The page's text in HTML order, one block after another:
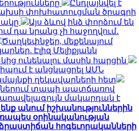
Ընդլայնվել է
փոխհատուցման ծրագրի
Այս ձևով ինձ փորձում են
դա նրանց չի հաջողվում․
Ծաղկեփնջեր, մեքենայում
Էլիզ Մելիքյանն
ունենալու մասին հարցին
է անցկացրել ԱՄՆ
ղեկավարների հետ
տապի պատճառով
մակարդակ է
ենք անում իշխանություններին
օրինականության
հոգեւորականների